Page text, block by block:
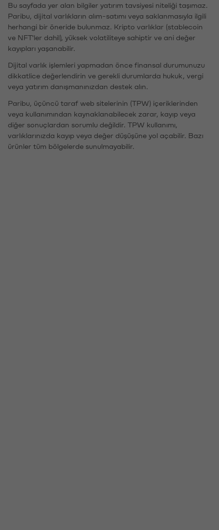
Bu sayfada yer alan bilgiler yatırım tavsiyesi niteliği taşımaz.
Paribu, dijital varlıkların alım-satımı veya saklanmasıyla ilgili
herhangi bir öneride bulunmaz. Kripto varlıklar (stablecoin
ve NFT'ler dahil), yüksek volatiliteye sahiptir ve ani değer
kayıpları yaşanabilir.
Dijital varlık işlemleri yapmadan önce finansal durumunuzu
dikkatlice değerlendirin ve gerekli durumlarda hukuk, vergi
veya yatırım danışmanınızdan destek alın.
Paribu, üçüncü taraf web sitelerinin (TPW) içeriklerinden
veya kullanımından kaynaklanabilecek zarar, kayıp veya
diğer sonuçlardan sorumlu değildir. TPW kullanımı,
varlıklarınızda kayıp veya değer düşüşüne yol açabilir. Bazı
ürünler tüm bölgelerde sunulmayabilir.